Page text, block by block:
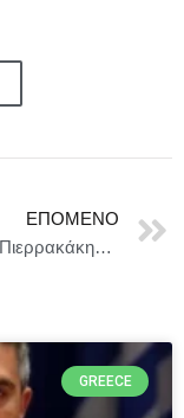
ΕΠΌΜΕΝΟ
Κυριάκος Πιερρακάκης: «Επιταχύνουμε τις αλλαγές για να πετύχουμε ισχυρή ανάπτυξη»
GREECE